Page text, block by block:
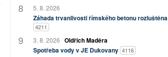
5. 8. 2026
Záhada trvanlivosti římského betonu rozluštěna
4211
3. 8. 2026 Oldřich Maděra
Spotřeba vody v JE Dukovany 4116